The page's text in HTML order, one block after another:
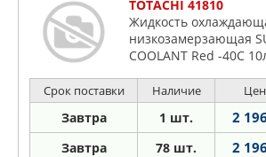
TOTACHI 41810
Жидкость
низкозамерзающая
COOLANT Red -40C
Срок поставки Наличие
Завтра 1 шт. 2
Завтра 78 шт. 2